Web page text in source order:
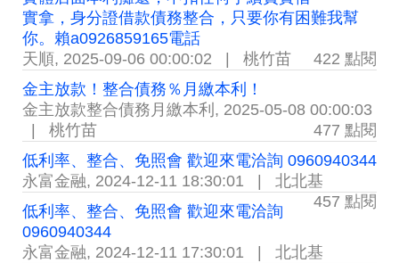
實拿，身分證借款債務整合，只要你有困難我幫
你。賴a0926859165電話
天順, 2025-09-06 00:00:02 桃竹苗
422 點閱
金主放款！整合債務％月繳本利！
金主放款整合債務月繳本利 , 2025-05-08 00:00:03
桃竹苗
477 點閱
低利率、整合、免照會 歡迎來電洽詢 0960940344
永富金融, 2024-12-11 18:30:01
北北基
457 點閱
低利率、整合、免照會 歡迎來電洽詢
0960940344
永富金融, 2024-12-11 17:30:01
北北基